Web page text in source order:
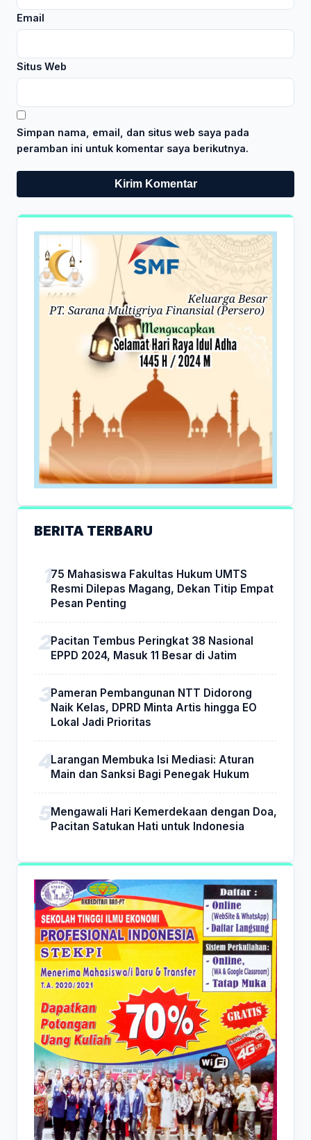
Email
Situs Web
Simpan nama, email, dan situs web saya pada
peramban ini untuk komentar saya berikutnya.
BERITA TERBARU
75 Mahasiswa Fakultas Hukum UMTS
Resmi Dilepas Magang, Dekan Titip Empat
Pesan Penting
Pacitan Tembus Peringkat 38 Nasional
EPPD 2024, Masuk 11 Besar di Jatim
Pameran Pembangunan NTT Didorong
Naik Kelas, DPRD Minta Artis hingga EO
Lokal Jadi Prioritas
Larangan Membuka Isi Mediasi: Aturan
Main dan Sanksi Bagi Penegak Hukum
Mengawali Hari Kemerdekaan dengan Doa,
Pacitan Satukan Hati untuk Indonesia